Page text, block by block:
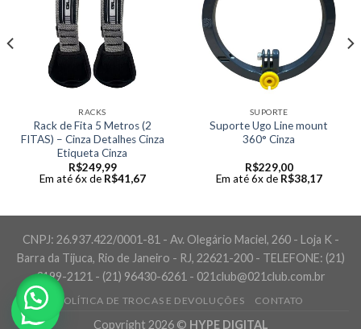
RACKS
Rack de Fita 5 Metros (2
FITAS) – Cinza Detalhes Cinza
Etiqueta Cinza
R$249,99
Em até 6x de R$41,67
SUPORTE
Suporte Ugo Line mount
360° Cinza
R$229,00
Em até 6x de R$38,17
CNPJ: 26.937.422/0001-81 - Av. Olegário Maciel, 260 - Loja K -
Barra da Tijuca, Rio de Janeiro - RJ, 22621-200 - TELEFONE: (21)
3199-2121 - (21) 96430-6261 - 021club@021club.com.br
POLÍTICA DE TROCAS E DEVOLUÇÕES CONTATO
Copyright 2026 © HYPE DIGITAL